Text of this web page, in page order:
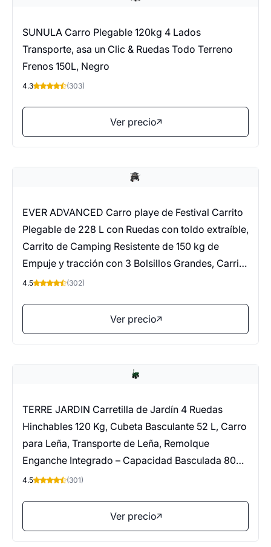
SUNULA Carro Plegable 120kg 4 Lados
Transporte, asa un Clic & Ruedas Todo Terreno
Frenos 150L, Negro
4.3 (303)
Ver precio
EVER ADVANCED Carro playe de Festival Carrito
Plegable de 228 L con Ruedas con toldo extraíble,
Carrito de Camping Resistente de 150 kg de
Empuje y tracción con 3 Bolsillos Grandes, Carrito
de jardín
4.5 (302)
Ver precio
TERRE JARDIN Carretilla de Jardín 4 Ruedas
Hinchables 120 Kg, Cubeta Basculante 52 L, Carro
para Leña, Transporte de Leña, Remolque
Enganche Integrado – Capacidad Basculada 80
Kg
4.5 (301)
Ver precio